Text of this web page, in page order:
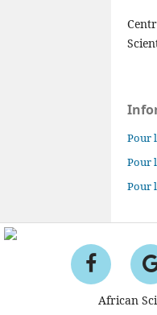
Pour
Pour
Pour
African